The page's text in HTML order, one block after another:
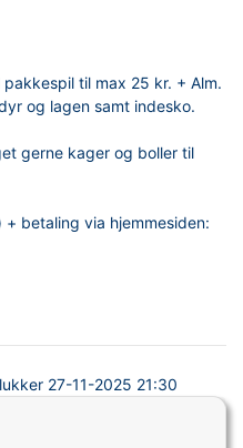
pakkespil til max 25 kr. + Alm.
og lagen samt indesko.
gerne kager og boller til
betaling via hjemmesiden:
27-11-2025 21:30